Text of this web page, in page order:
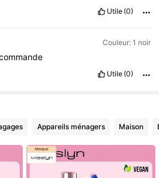
Utile (0)
Couleur: 1 noir
Utile (0)
Appareils ménagers Maison